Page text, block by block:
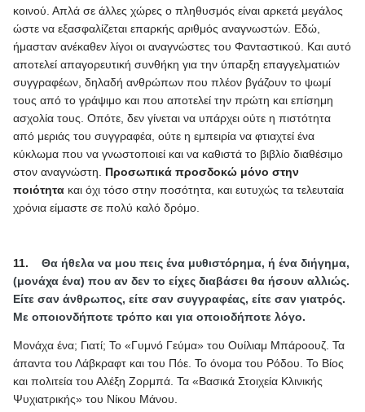
κοινού. Απλά σε άλλες χώρες ο πληθυσμός είναι αρκετά μεγάλος
ώστε να εξασφαλίζεται επαρκής αριθμός αναγνωστών. Εδώ,
ήμασταν ανέκαθεν λίγοι οι αναγνώστες του Φανταστικού. Και αυτό
αποτελεί απαγορευτική συνθήκη για την ύπαρξη επαγγελματιών
συγγραφέων, δηλαδή ανθρώπων που πλέον βγάζουν το ψωμί
τους από το γράψιμο και που αποτελεί την πρώτη και επίσημη
ασχολία τους. Οπότε, δεν γίνεται να υπάρχει ούτε η πιστότητα
από μεριάς του συγγραφέα, ούτε η εμπειρία να φτιαχτεί ένα
κύκλωμα που να γνωστοποιεί και να καθιστά το βιβλίο διαθέσιμο
στον αναγνώστη. Προσωπικά προσδοκώ μόνο στην
ποιότητα και όχι τόσο στην ποσότητα, και ευτυχώς τα τελευταία
χρόνια είμαστε σε πολύ καλό δρόμο.
11. Θα ήθελα να μου πεις ένα μυθιστόρημα, ή ένα διήγημα,
(μονάχα ένα) που αν δεν το είχες διαβάσει θα ήσουν αλλιώς.
Είτε σαν άνθρωπος, είτε σαν συγγραφέας, είτε σαν γιατρός.
Με οποιονδήποτε τρόπο και για οποιοδήποτε λόγο.
Μονάχα ένα; Γιατί; Το «Γυμνό Γεύμα» του Ουίλιαμ Μπάροουζ. Τα
άπαντα του Λάβκραφτ και του Πόε. Το όνομα του Ρόδου. Το Βίος
και πολιτεία του Αλέξη Ζορμπά. Τα «Βασικά Στοιχεία Κλινικής
Ψυχιατρικής» του Νίκου Μάνου.